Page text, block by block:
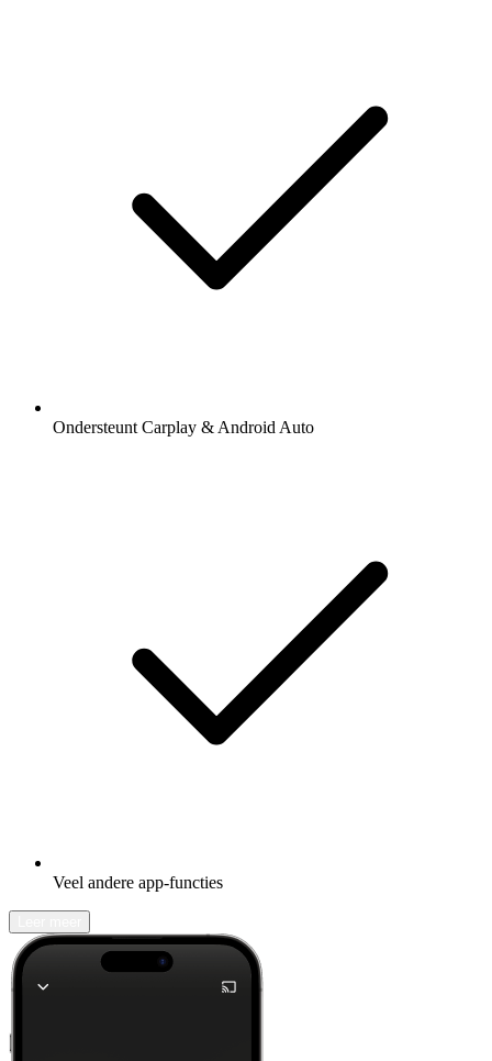
Ondersteunt Carplay & Android Auto
Veel andere app-functies